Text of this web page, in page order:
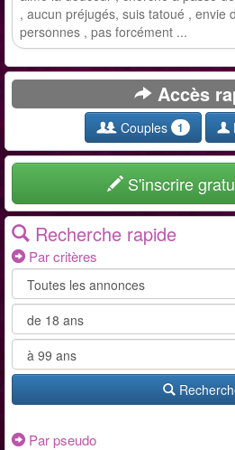
, aucun préjugés, suis tatoué , envie
personnes , pas forcément ...
Accès
Couples 1
S'inscrire
Recherche rapide
Par critères
Par pseudo